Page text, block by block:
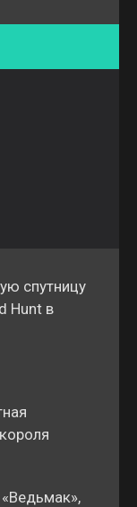
спутницу
Hunt в